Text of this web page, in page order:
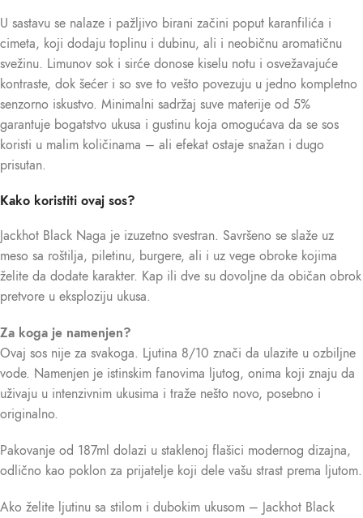
U sastavu se nalaze i pažljivo birani začini poput karanfilića i
cimeta, koji dodaju toplinu i dubinu, ali i neobičnu aromatičnu
svežinu. Limunov sok i sirće donose kiselu notu i osvežavajuće
kontraste, dok šećer i so sve to vešto povezuju u jedno kompletno
senzorno iskustvo. Minimalni sadržaj suve materije od 5%
garantuje bogatstvo ukusa i gustinu koja omogućava da se sos
koristi u malim količinama – ali efekat ostaje snažan i dugo
prisutan.
Kako koristiti ovaj sos?
Jackhot Black Naga je izuzetno svestran. Savršeno se slaže uz
meso sa roštilja, piletinu, burgere, ali i uz vege obroke kojima
želite da dodate karakter. Kap ili dve su dovoljne da običan obrok
pretvore u eksploziju ukusa.
Za koga je namenjen?
Ovaj sos nije za svakoga. Ljutina 8/10 znači da ulazite u ozbiljne
vode. Namenjen je istinskim fanovima ljutog, onima koji znaju da
uživaju u intenzivnim ukusima i traže nešto novo, posebno i
originalno.
Pakovanje od 187ml dolazi u staklenoj flašici modernog dizajna,
odlično kao poklon za prijatelje koji dele vašu strast prema ljutom.
Ako želite ljutinu sa stilom i dubokim ukusom – Jackhot Black